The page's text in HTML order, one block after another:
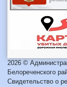
2026 ©
Белореченского
Свидетельство о